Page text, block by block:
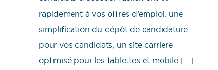
rapidement à vos offres d’emploi, une
simplification du dépôt de candidature
pour vos candidats, un site carrière
optimisé pour les tablettes et mobile […].